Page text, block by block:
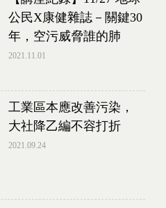
公民X康健雜誌－關鍵30
年，空污威脅誰的肺
2021.11.01
工業區本應改善污染，
大社降乙編不容打折
2021.09.24